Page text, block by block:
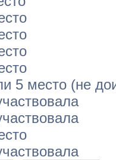
5 место (не